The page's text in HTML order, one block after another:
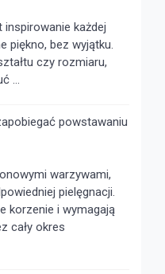
inspirowanie każdej
piękno, bez wyjątku.
czy rozmiaru,
…
powstawaniu
warzywami,
pielęgnacji.
korzenie i wymagają
cały okres